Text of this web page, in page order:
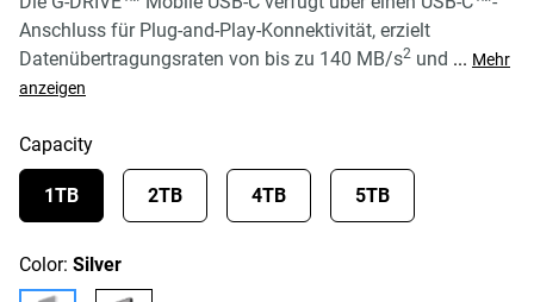
Anschluss für Plug-and-Play-Konnektivität, erzielt
Datenübertragungsraten von bis zu 140 MB/s2 und ... Mehr
anzeigen
Capacity
1TB 2TB 4TB 5TB
Color: Silver